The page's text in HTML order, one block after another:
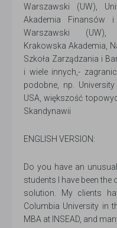
Warszawski (UW),
Akademia Finansów i
Warszawski (UW),
Krakowska Akademia,
Szkoła Zarządzania i
i wiele innych,-
podobne, np.
USA, większość
Skandynawii
ENGLISH VERSION:
Do you have an
students I have been
solution. My clients
Columbia University in
MBA at INSEAD, and